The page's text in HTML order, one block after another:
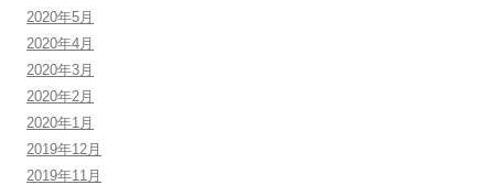
2020年5月
2020年4月
2020年3月
2020年2月
2020年1月
2019年12月
2019年11月